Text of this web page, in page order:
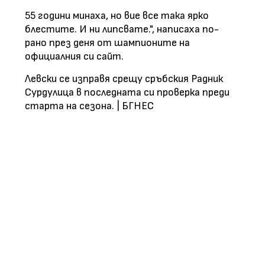
55 години минаха, но вие все така ярко
блестите. И ни липсвате.", написаха по-
рано през деня от шампионите на
официалния си сайт.
Левски се изправя срещу сръбския Радник
Сурдулица в последната си проверка преди
старта на сезона. | БГНЕС